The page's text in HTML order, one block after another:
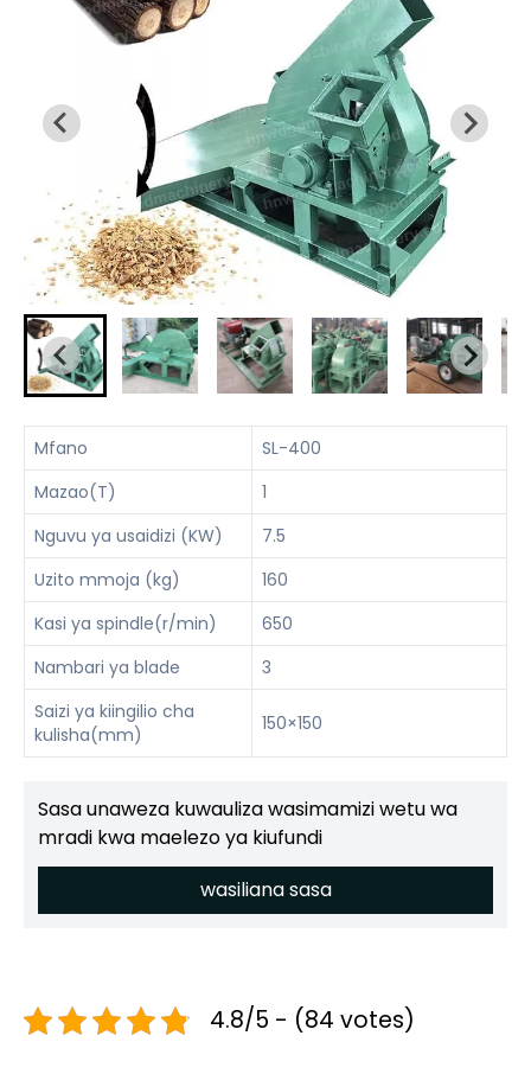
Mfano
SL-400
Mazao(T)
1
Nguvu ya usaidizi (KW)
7.5
Uzito mmoja (kg)
160
Kasi ya spindle(r/min)
650
Nambari ya blade
3
Saizi ya kiingilio cha
kulisha(mm)
150×150
Sasa unaweza kuwauliza wasimamizi wetu wa
mradi kwa maelezo ya kiufundi
wasiliana sasa
4.8/5 - (84 votes)